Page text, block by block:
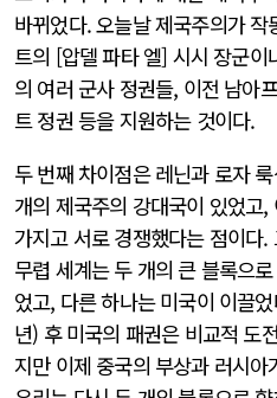
바뀌었다. 오늘날 제국주의가
트의 [압델 파타 엘] 시시 장군
의 여러 군사 정권들, 이전 남아
트 정권 등을 지원하는 것이다.
두 번째 차이점은 레닌과 로자
개의 제국주의 강대국이 있었고
가지고 서로 경쟁했다는 점이다
무렵 세계는 두 개의 큰 블록으
었고, 다른 하나는 미국이 이끌
년) 후 미국의 패권은 비교적 도
지만 이제 중국의 부상과 러시